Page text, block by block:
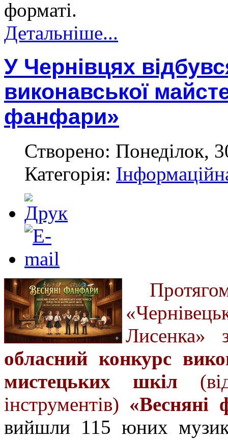
форматі.
Детальніше...
У Чернівцях
виконавської
фанфари»
Створено: Понеділок,
Категорія:
Лисенка»
обласний конкурс
мистецьких шкіл
інструментів) «Весняні
вийшли 115 юних